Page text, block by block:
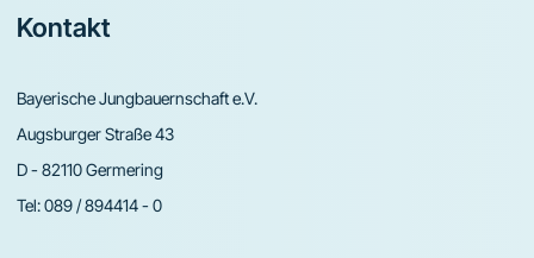
Footer
Kontakt
Bayerische Jungbauernschaft e.V.
Augsburger Straße 43
D - 82110 Germering
Tel:089 / 894414 - 0